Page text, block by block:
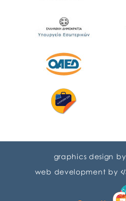
graphics design by
web development by